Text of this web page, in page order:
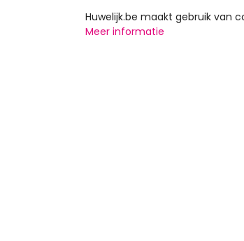
Huwelijk.be maakt gebruik van
Meer informatie